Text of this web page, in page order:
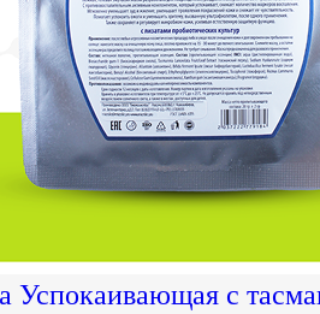
Успокаивающая с